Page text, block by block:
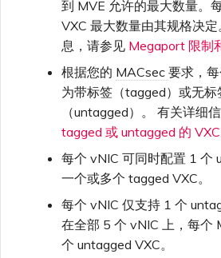
服务开通方式
合作伙伴托管账户
限制与配额
终止 VXC
MCR 路由管理
MCR Looking Glass (路由诊
MCR 的 NAT 工作原理
MCR 私有云间互联
终止 MCR
管理安全设置
查看操作日志
锁定 Megaport 服务
Megaport 授权书
Port 计费
MCR 计费
VXC、Megaport Internet 和
客户注册与入驻
创建到 Azure 的 VXC
创建到 Google Cloud 的
创建 Megaport Internet 连
创建 MCR
使用 API 创建 MCR VXC
Megaport Terraform
Provider 常见问题
Megaport Terraform
Provider 学习资料与资源
创建 Juniper 私有连接
Megaport Terraform
在演示环境中测试
客户安全责任
到 MVE 允许的最大数量。
VXC 最大数量由其规格决
息，请参见 Megaport 限制
根据您的 MACsec 要求，
为带标签（tagged）或无标
（untagged）。 有关详细
tagged 或 untagged 的 VXC
每个 vNIC 可同时配置 1 个
一个或多个 tagged VXC。
每个 vNIC 仅支持 1 个
在全部 5 个 vNIC 上，每个
个 untagged VXC。